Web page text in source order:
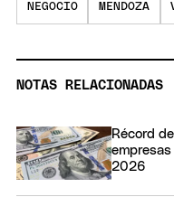
NEGOCIO MENDOZA
NOTAS RELACIONADAS
Récord
2026